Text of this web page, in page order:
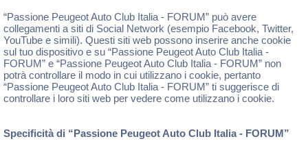
“Passione Peugeot Auto Club Italia - FORUM” può avere
collegamenti a siti di Social Network (esempio Facebook, Twitter,
YouTube e simili). Questi siti web possono inserire anche cookie
sul tuo dispositivo e su “Passione Peugeot Auto Club Italia -
FORUM” e “Passione Peugeot Auto Club Italia - FORUM” non
potrà controllare il modo in cui utilizzano i cookie, pertanto
“Passione Peugeot Auto Club Italia - FORUM” ti suggerisce di
controllare i loro siti web per vedere come utilizzano i cookie.
Specificità di “Passione Peugeot Auto Club Italia - FORUM”